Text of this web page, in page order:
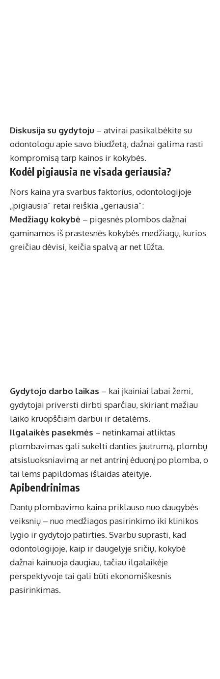
Diskusija su gydytoju – atvirai pasikalbėkite su
odontologu apie savo biudžetą, dažnai galima rasti
kompromisą tarp kainos ir kokybės.
Kodėl pigiausia ne visada geriausia?
Nors kaina yra svarbus faktorius, odontologijoje
„pigiausia” retai reiškia „geriausia”:
Medžiagų kokybė – pigesnės plombos dažnai
gaminamos iš prastesnės kokybės medžiagų, kurios
greičiau dėvisi, keičia spalvą ar net lūžta.
Gydytojo darbo laikas – kai įkainiai labai žemi,
gydytojai priversti dirbti sparčiau, skiriant mažiau
laiko kruopščiam darbui ir detalėms.
Ilgalaikės pasekmės – netinkamai atliktas
plombavimas gali sukelti danties jautrumą, plombų
atsisluoksniavimą ar net antrinį ėduonį po plomba, o
tai lems papildomas išlaidas ateityje.
Apibendrinimas
Dantų plombavimo kaina priklauso nuo daugybės
veiksnių – nuo medžiagos pasirinkimo iki klinikos
lygio ir gydytojo patirties. Svarbu suprasti, kad
odontologijoje, kaip ir daugelyje sričių, kokybė
dažnai kainuoja daugiau, tačiau ilgalaikėje
perspektyvoje tai gali būti ekonomiškesnis
pasirinkimas.